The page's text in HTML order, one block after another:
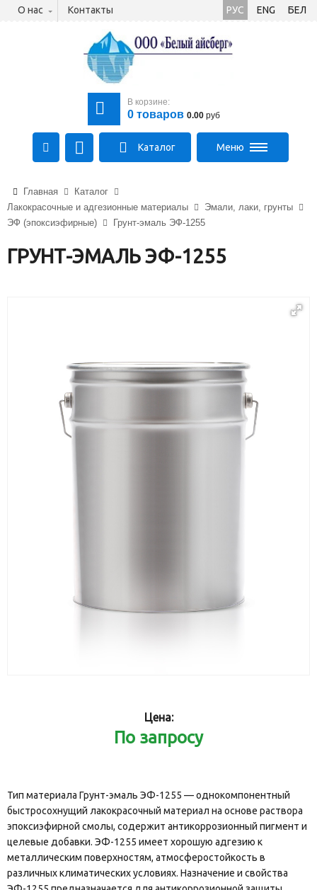
О нас Контакты РУС ENG БЕЛ
В корзине:
0 товаров 0.00 руб
+375 (29) 710-23-43
+375 (33) 315-03-03
aysberg-sales@yandex.by
Каталог Меню
Главная
Каталог
Лакокрасочные и адгезионные материалы
Эмали, лаки, грунты
ЭФ (эпоксиэфирные)
Грунт-эмаль ЭФ-1255
ГРУНТ-ЭМАЛЬ ЭФ-1255
Цена:
По запросу
Тип материала Грунт-эмаль ЭФ-1255 — однокомпонентный
быстросохнущий лакокрасочный материал на основе раствора
эпоксиэфирной смолы, содержит антикоррозионный пигмент и
целевые добавки. ЭФ-1255 имеет хорошую адгезию к
металлическим поверхностям, атмосферостойкость в
различных климатических условиях. Назначение и свойства